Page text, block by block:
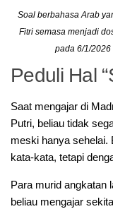
Soal berbahasa Arab
Fitri semasa menjadi
pada 6/1/
Peduli Hal
Saat mengajar di
Putri, beliau tidak
meski hanya sehelai.
kata-kata, tetapi
‎Para murid angkatan
beliau mengajar